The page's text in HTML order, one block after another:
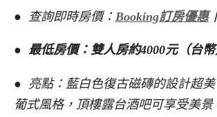
● 查詢即時房價： Booking訂房優惠
● 最低房價：雙人房約4000元（台幣
● 亮點：藍白色復古磁磚的設計超
葡式風格，頂樓露台酒吧可享受美景